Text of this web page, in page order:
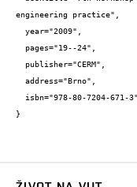
engineering practice",
}